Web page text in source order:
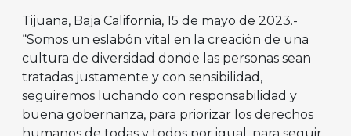
Tijuana, Baja California, 15 de mayo de 2023.-
“Somos un eslabón vital en la creación de una
cultura de diversidad donde las personas sean
tratadas justamente y con sensibilidad,
seguiremos luchando con responsabilidad y
buena gobernanza, para priorizar los derechos